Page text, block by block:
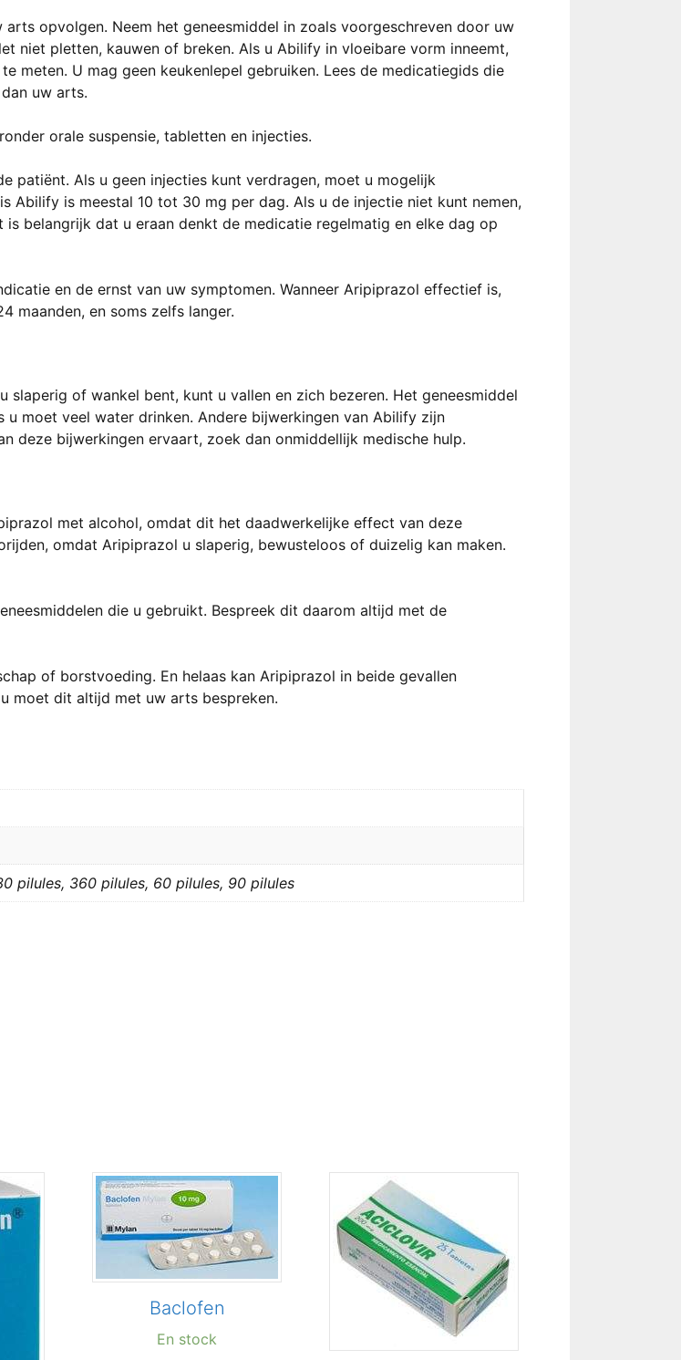
opvolgen. Neem het geneesmiddel in zoals voorgeschreven door uw
niet pletten, kauwen of breken. Als u Abilify in vloeibare vorm inneemt,
meten. U mag geen keukenlepel gebruiken. Lees de medicatiegids die
uw arts.
orale suspensie, tabletten en injecties.
patiënt. Als u geen injecties kunt verdragen, moet u mogelijk
Abilify is meestal 10 tot 30 mg per dag. Als u de injectie niet kunt nemen,
belangrijk dat u eraan denkt de medicatie regelmatig en elke dag op
en de ernst van uw symptomen. Wanneer Aripiprazol effectief is,
maanden, en soms zelfs langer.
of wankel bent, kunt u vallen en zich bezeren. Het geneesmiddel
moet veel water drinken. Andere bijwerkingen van Abilify zijn
deze bijwerkingen ervaart, zoek dan onmiddellijk medische hulp.
met alcohol, omdat dit het daadwerkelijke effect van deze
omdat Aripiprazol u slaperig, bewusteloos of duizelig kan maken.
die u gebruikt. Bespreek dit daarom altijd met de
of borstvoeding. En helaas kan Aripiprazol in beide gevallen
moet dit altijd met uw arts bespreken.
pilules, 360 pilules, 60 pilules, 90 pilules
Baclofen
En stock